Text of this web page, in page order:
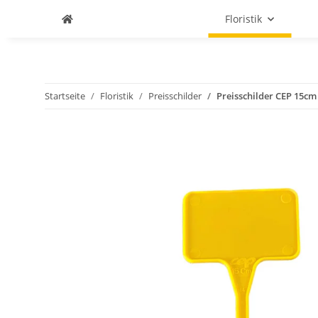
Floristik
Startseite Floristik Preisschilder Preisschilder CEP